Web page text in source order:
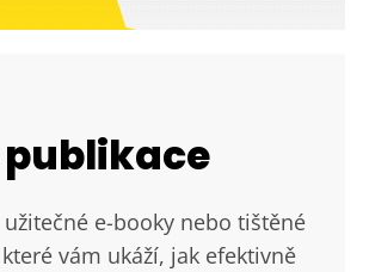
publikace
e-booky nebo tištěné
vám ukáží, jak efektivně